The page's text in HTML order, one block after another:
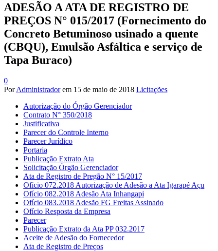
ADESÃO A ATA DE REGISTRO DE
PREÇOS N° 015/2017 (Fornecimento do
Concreto Betuminoso usinado a quente
(CBQU), Emulsão Asfáltica e serviço de
Tapa Buraco)
0
PorAdministrador em 15 de maio de 2018 Licitações
Autorização do Órgão Gerenciador
Contrato N° 350/2018
Justificativa
Parecer do Controle Interno
Parecer Jurídico
Portaria
Publicação Extrato Ata
Solicitação Órgão Gerenciador
Ata de Registro de Pregão N° 15/2017
Ofício 072.2018 Autorização de Adesão a Ata Igarapé Açu
Ofício 082.2018 Adesão Ata Inhangapi
Ofício 083.2018 Adesão FG Freitas Assinado
Ofício Resposta da Empresa
Parecer
Publicação Extrato da Ata PP 032.2017
Aceite de Adesão do Fornecedor
Ata de Registro de Preços